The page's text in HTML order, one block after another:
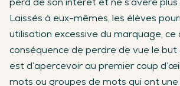
Laissés à eux-mêmes, les élèves
utilisation excessive du marquage, ce
conséquence de perdre de vue le but
est d’apercevoir au premier coup
mots ou groupes de mots qui ont